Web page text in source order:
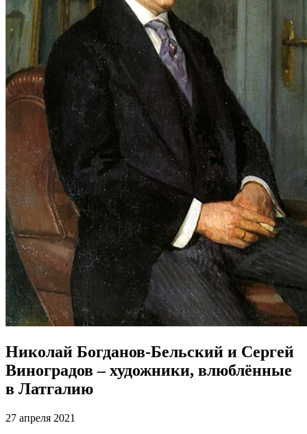
Николай Богданов-Бельский и Сергей
Виноградов – художники, влюблённые
в Латгалию
27 апреля 2021